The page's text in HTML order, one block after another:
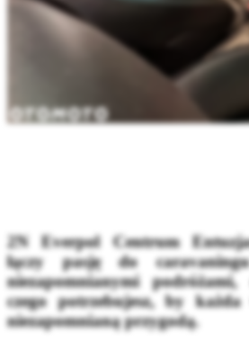
2N Everpol Centrum
łączy pasję do
niezapomnianymi
czego potrzebujesz, by
niezapomnianą przygodą.